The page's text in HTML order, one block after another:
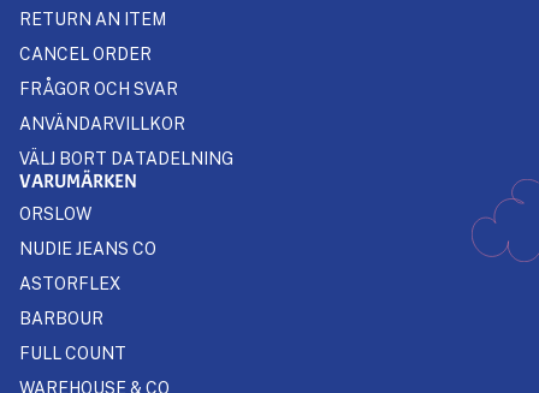
RETURN AN ITEM
CANCEL ORDER
FRÅGOR OCH SVAR
ANVÄNDARVILLKOR
VÄLJ BORT DATADELNING
VARUMÄRKEN
ORSLOW
NUDIE JEANS CO
ASTORFLEX
BARBOUR
FULL COUNT
WAREHOUSE & CO